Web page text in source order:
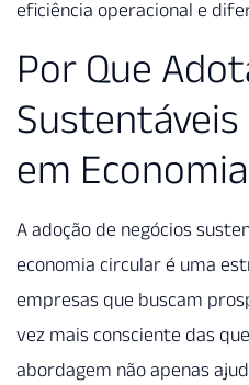
eficiência operacional e
Por Que
Sustentáveis
em
A adoção de negócios
economia circular é uma
empresas que buscam
vez mais consciente das
abordagem não apenas